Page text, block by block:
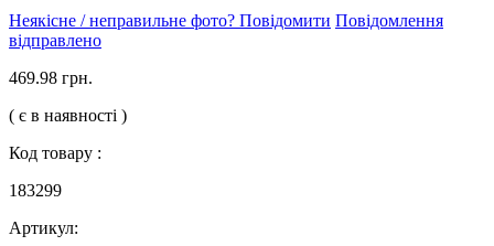
Неякісне / неправильне фото? Повідомити Повідомлення
відправлено
469.98 грн.
( є в наявності )
Код товару :
183299
Артикул: